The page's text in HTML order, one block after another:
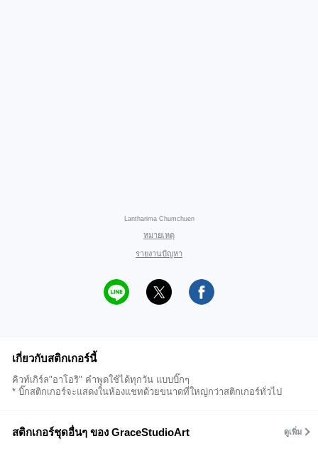
Lantharima Chumchuen
หมายเหตุ
รายงานปัญหา
เกี่ยวกับสติกเกอร์นี้
คิวท์เกิร์ล"อาโอริ" คำพูดใช้ได้ทุกวัน แบบบิ๊กๆ
* บิ๊กสติกเกอร์จะแสดงในห้องแชทด้วยขนาดที่ใหญ่กว่าสติกเกอร์ทั่วไป
สติกเกอร์ชุดอื่นๆ ของ GraceStudioArt ดูเพิ่ม